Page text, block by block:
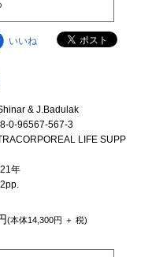
いいね
& J.Badulak
0-96567-567-3
LIFE SUPP
年
(本体14,300円 ＋ 税)